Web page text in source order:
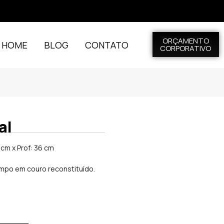
BLOG CONTATO ORÇAMENTO
CORPORATIVO
x Prof: 36 cm
em couro reconstituído.